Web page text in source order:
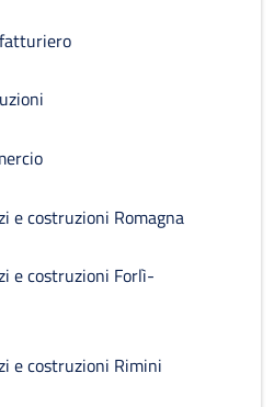
e costruzioni Romagna
e costruzioni Forlì-
e costruzioni Rimini